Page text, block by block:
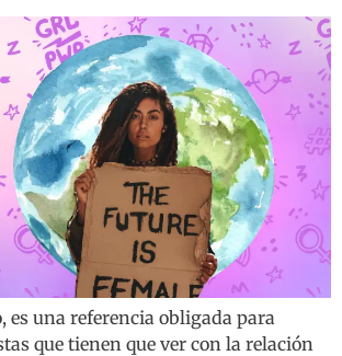
es una referencia obligada para
que tienen que ver con la relación